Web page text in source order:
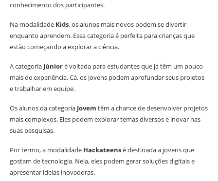
conhecimento dos participantes.
Na modalidade Kids, os alunos mais novos podem se divertir
enquanto aprendem. Essa categoria é perfeita para crianças que
estão começando a explorar a ciência.
A categoria Júnioré voltada para estudantes que já têm um pouco
mais de experiência. Cá, os jovens podem aprofundar seus projetos
e trabalhar em equipe.
Os alunos da categoria Jovem têm a chance de desenvolver projetos
mais complexos. Eles podem explorar temas diversos e inovar nas
suas pesquisas.
Por termo, a modalidade Hackateensé destinada a jovens que
gostam de tecnologia. Nela, eles podem gerar soluções digitais e
apresentar ideias inovadoras.